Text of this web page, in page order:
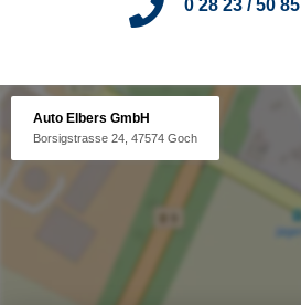
0 28 23 / 50 85
Auto Elbers GmbH
Borsigstrasse 24, 47574 Goch